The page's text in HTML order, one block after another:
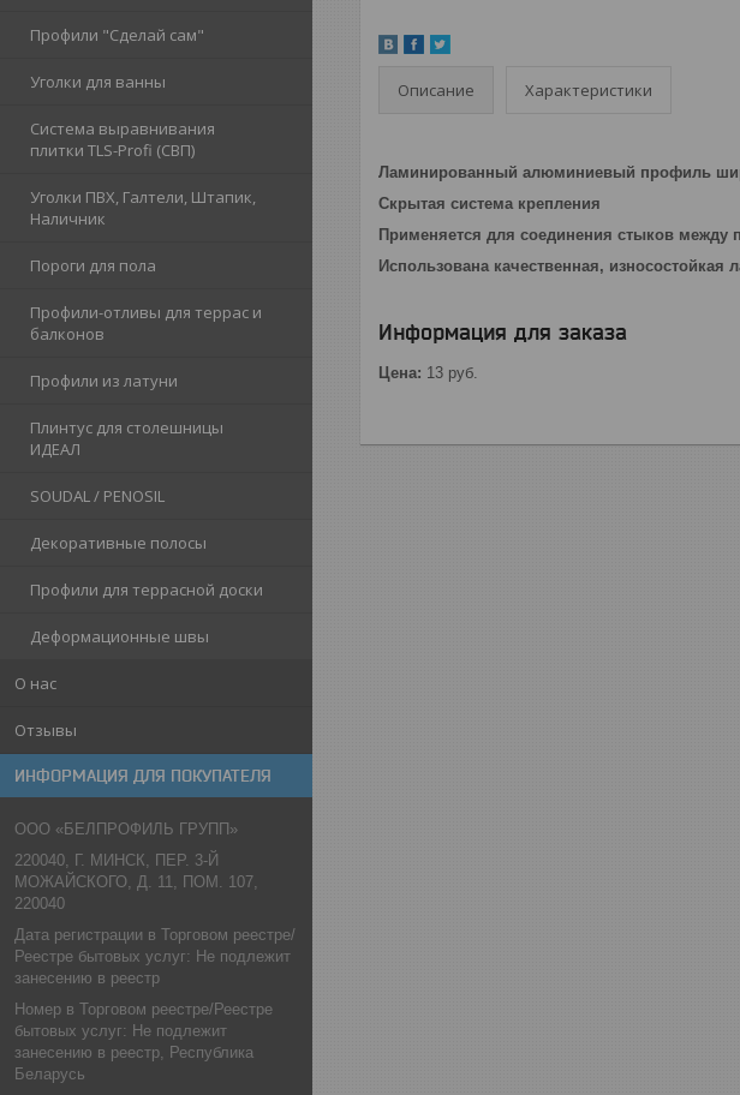
Профили "Сделай сам"
Уголки для ванны
Система выравнивания
плитки TLS-Profi (СВП)
Уголки ПВХ, Галтели, Штапик,
Наличник
Пороги для пола
Профили-отливы для террас и
балконов
Профили из латуни
Плинтус для столешницы
ИДЕАЛ
SOUDAL / PENOSIL
Декоративные полосы
Профили для террасной доски
Деформационные швы
О нас
Отзывы
ИНФОРМАЦИЯ ДЛЯ ПОКУПАТЕЛЯ
ООО «БЕЛПРОФИЛЬ ГРУПП»
220040, Г. МИНСК, ПЕР. 3-Й
МОЖАЙСКОГО, Д. 11, ПОМ. 107,
220040
Дата регистрации в Торговом реестре/
Реестре бытовых услуг: Не подлежит
занесению в реестр
Номер в Торговом реестре/Реестре
бытовых услуг: Не подлежит
занесению в реестр, Республика
Беларусь
Описание Характеристики
Ламинированный алюминиевый профиль
Скрытая система крепления
Применяется для соединения стыков
Использована качественная,
Информация для заказа
Цена: 13 руб.